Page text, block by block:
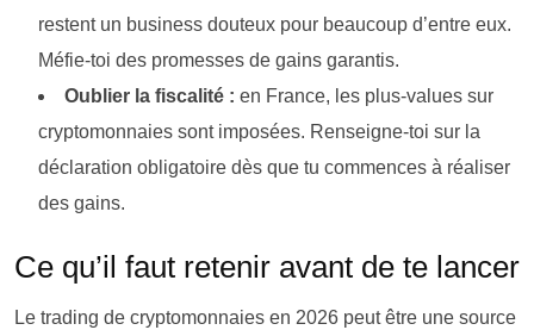
restent un business douteux pour beaucoup d’entre eux.
Méfie-toi des promesses de gains garantis.
Oublier la fiscalité : en France, les plus-values sur
cryptomonnaies sont imposées. Renseigne-toi sur la
déclaration obligatoire dès que tu commences à réaliser
des gains.
Ce qu’il faut retenir avant de te lancer
Le trading de cryptomonnaies en 2026 peut être une source